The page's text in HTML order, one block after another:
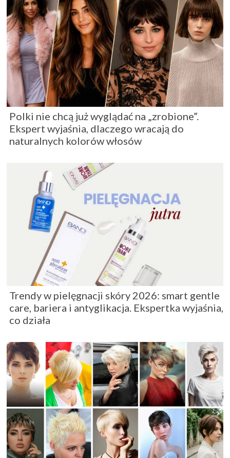
Polki nie chcą już wyglądać na „zrobione”.
Ekspert wyjaśnia, dlaczego wracają do
naturalnych kolorów włosów
Trendy w pielęgnacji skóry 2026: smart gentle
care, bariera i antyglikacja. Ekspertka wyjaśnia,
co działa